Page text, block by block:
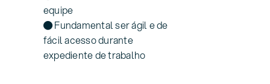
equipe
● Fundamental ser ágil e de
fácil acesso durante
expediente de trabalho